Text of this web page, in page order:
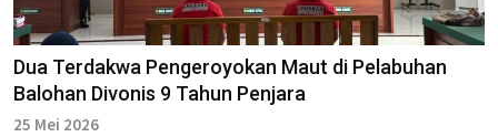
Dua Terdakwa Pengeroyokan Maut di Pelabuhan
Balohan Divonis 9 Tahun Penjara
25 Mei 2026